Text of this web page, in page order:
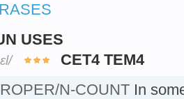
USES
CET4 TEM4
N-COUNT In